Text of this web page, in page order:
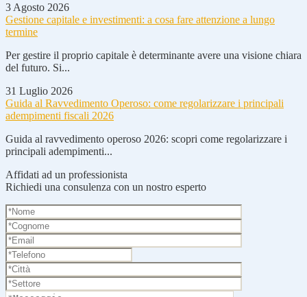
3 Agosto 2026
Gestione capitale e investimenti: a cosa fare attenzione a lungo
termine
Per gestire il proprio capitale è determinante avere una visione chiara
del futuro. Si...
31 Luglio 2026
Guida al Ravvedimento Operoso: come regolarizzare i principali
adempimenti fiscali 2026
Guida al ravvedimento operoso 2026: scopri come regolarizzare i
principali adempimenti...
Affidati ad un professionista
Richiedi una consulenza con un nostro esperto